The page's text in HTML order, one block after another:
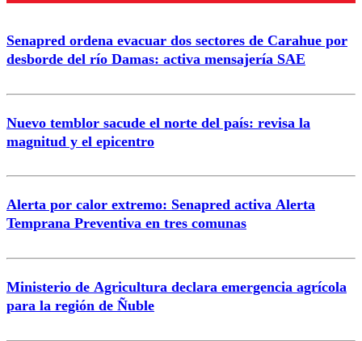
Correo
Senapred ordena evacuar dos sectores de Carahue por
desborde del río Damas: activa mensajería SAE
Nuevo temblor sacude el norte del país: revisa la
magnitud y el epicentro
Alerta por calor extremo: Senapred activa Alerta
Temprana Preventiva en tres comunas
Ministerio de Agricultura declara emergencia agrícola
para la región de Ñuble